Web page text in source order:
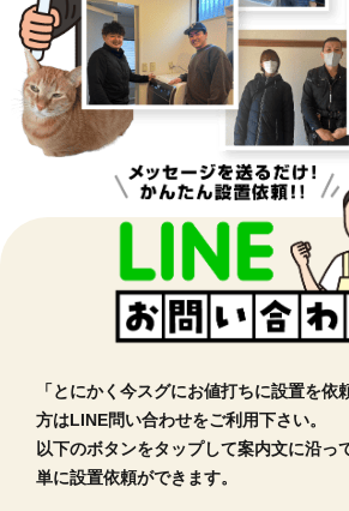
お問い合わせ・回収のご
「とにかく今スグにお値打ちに設置を依
方はLINE問い合わせをご利用下さい。
以下のボタンをタップして案内文に沿っ
単に設置依頼ができます。